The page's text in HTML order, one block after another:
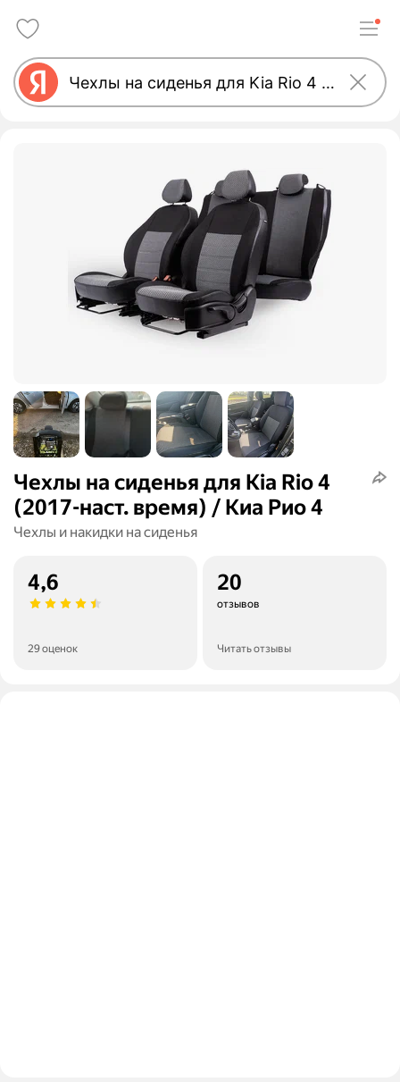
Чехлы на сиденья для Kia Rio 4
(2017-наст. время) / Киа Рио 4
Чехлы и накидки на сиденья
4,6
29 оценок
20
отзывов
Читать отзывы